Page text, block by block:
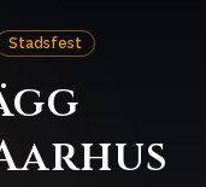
Stadsfest